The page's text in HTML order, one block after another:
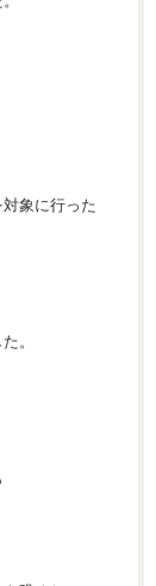
対象に行った
。